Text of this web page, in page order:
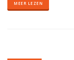
MEER LEZEN